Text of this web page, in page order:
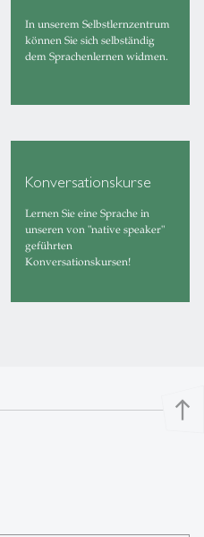
In unserem Selbstlernzentrum
können Sie sich selbständig
dem Sprachenlernen widmen.
Konversationskurse
Lernen Sie eine Sprache in
unseren von "native speaker"
geführten
Konversationskursen!
north